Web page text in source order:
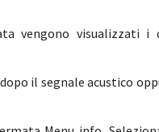
vengono visualizzati i
il segnale acustico